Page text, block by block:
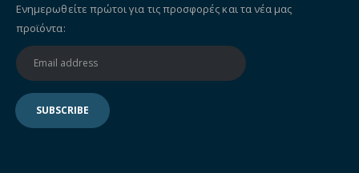
Ενημερωθείτε πρώτοι για τις προσφορές και τα νέα μας
προϊόντα: